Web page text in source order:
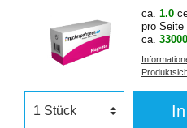
ca. 1.0
pro Seite
ca.